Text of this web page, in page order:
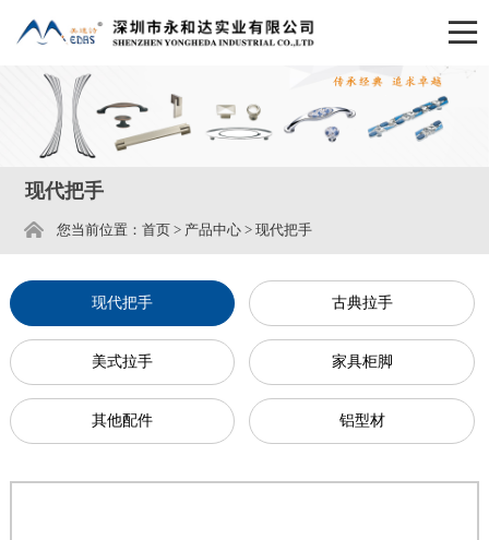
现代把手
您当前位置： 首页> 产品中心> 现代把手
现代把手 古典拉手
美式拉手 家具柜脚
其他配件 铝型材